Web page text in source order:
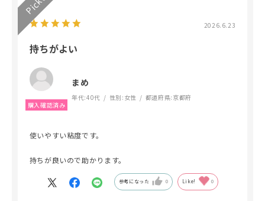
2026.6.23
持ちがよい
まめ
年代:40代 性別: 女性 都道府県: 京都府
使いやすい粘度です。
持ちが良いので助かります。
参考になった 0 Like! 0